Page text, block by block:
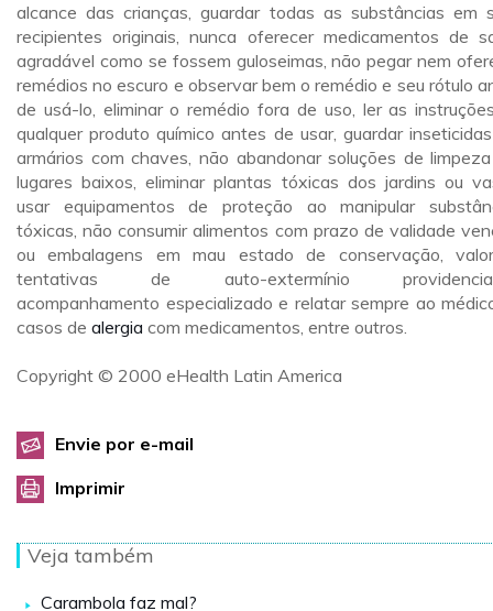
alcance das crianças, guardar todas as substâncias em
recipientes originais, nunca oferecer medicamentos de
agradável como se fossem guloseimas, não pegar nem
remédios no escuro e observar bem o remédio e seu rótulo
de usá-lo, eliminar o remédio fora de uso, ler as
qualquer produto químico antes de usar, guardar
armários com chaves, não abandonar soluções de
lugares baixos, eliminar plantas tóxicas dos jardins ou
usar equipamentos de proteção ao manipular
tóxicas, não consumir alimentos com prazo de validade
ou embalagens em mau estado de conservação,
tentativas de auto-extermínio
acompanhamento especializado e relatar sempre ao
casos de alergia com medicamentos, entre outros.
Copyright © 2000 eHealth Latin America
Envie por e-mail
Imprimir
Veja também
Carambola faz mal?